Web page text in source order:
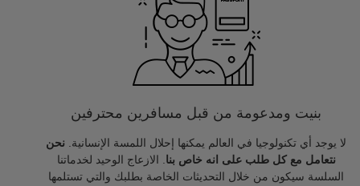
بنيت ومدعومة من قبل مسافرين محترفين
لا يوجد أي تكنولوجيا في العالم يمكنها إحلال اللمسة الإنسانية. نحن
نتعامل مع كل طلب على انه خاص بنا . الازعاج الوحيد لخدماتنا
السلسة سيكون من خلال التحديثات الخاصة بطلبك والتي تستلمها